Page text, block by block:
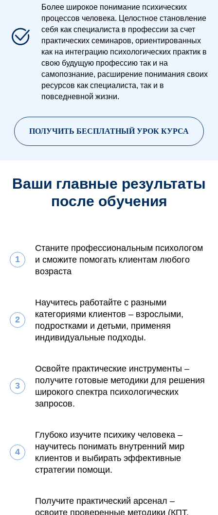
Более широкое понимание психических
процессов человека. Целостное становление
себя как специалиста в профессии за счет
практических семинаров, ориентированных
как на интеграцию психологических практик в
свою будущую профессию так и на
самопознание, расширение понимания своих
ресурсов как специалиста, так и в
повседневной жизни.
ПОЛУЧИТЬ БЕСПЛАТНЫЙ УРОК КУРСА
Ваши главные результаты
после обучения
Станите профессиональным психологом
и сможите помогать клиентам любого
возраста
Научитесь работайте с разными
категориями клиентов – взрослыми,
подростками и детьми, применяя
индивидуальные подходы.
Освойте практические инструменты –
получите готовые методики для решения
широкого спектра психологических
запросов.
Глубоко изучите психику человека –
научитесь понимать внутренний мир
клиентов и выбирать эффективные
стратегии помощи.
Получите практический арсенал –
освоите проверенные методики (КПТ,